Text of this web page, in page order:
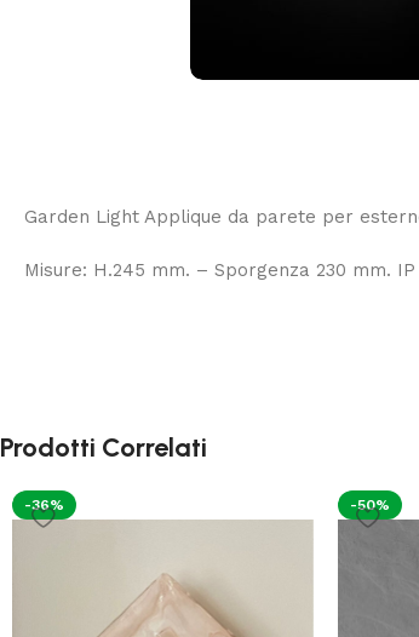
Garden Light Applique da parete per
Misure: H.245 mm. – Sporgenza 230 mm.
Prodotti Correlati
-36% -50%